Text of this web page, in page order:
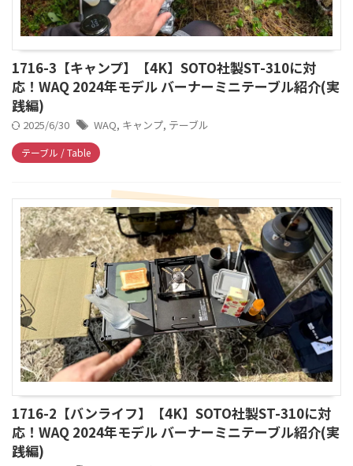
1716-3【キャンプ】【4K】SOTO社製ST-310に対
応！WAQ 2024年モデル バーナーミニテーブル紹介(実
践編)
2025/6/30 WAQ, キャンプ, テーブル
テーブル / Table
1716-2【バンライフ】【4K】SOTO社製ST-310に対
応！WAQ 2024年モデル バーナーミニテーブル紹介(実
践編)